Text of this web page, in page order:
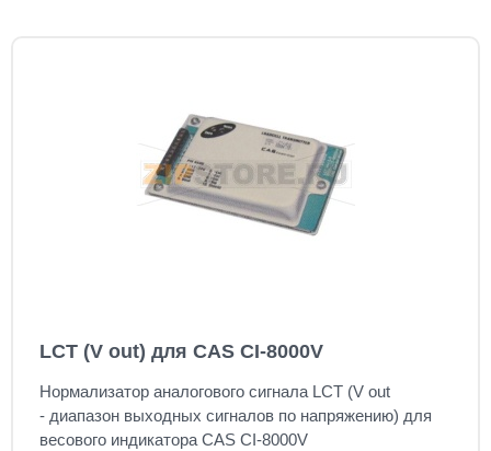
LCT (V out) для CAS CI-8000V
Нормализатор аналогового сигнала LCT (V out
- диапазон выходных сигналов по напряжению) для
весового индикатора CAS CI-8000V